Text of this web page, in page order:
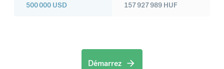
500 000 USD 157 927 989 HUF
Démarrez